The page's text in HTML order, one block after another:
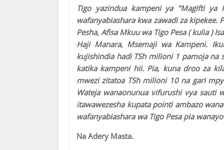
Tigo yazindua kampeni ya "Magifti ya
wafanyabiashara kwa zawadi za
Pesha, Afisa Mkuu wa Tigo Pesa ( kulia )
Haji Manara, Msemaji wa Kampeni.
kujishindia hadi TSh milioni 1 pamoja
katika kampeni hii. Pia, kuna droo za
mwezi zitatoa TSh milioni 10 na gari
Wateja wanaonunua vifurushi vya sauti
itawawezesha kupata pointi ambazo
wafanyabiashara wa Tigo Pesa pia
Na Adery Masta.